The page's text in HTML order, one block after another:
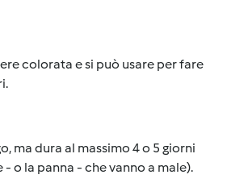
colorata e si può usare per fare
ma dura al massimo 4 o 5 giorni
o la panna - che vanno a male).